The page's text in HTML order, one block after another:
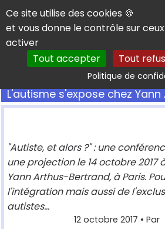
Panneau de gestion des cookies
Ce site utilise des cookies 🍪
et vous donne le contrôle sur
activer
Tout accepter
Tout
Politique de
L'autisme s'expose chez
"Autiste, et alors ?" : une
une projection le 14 octobre 2017
Yann Arthus-Bertrand, à Paris.
l'intégration mais aussi de
autistes...
12 octobre 2017 • Par